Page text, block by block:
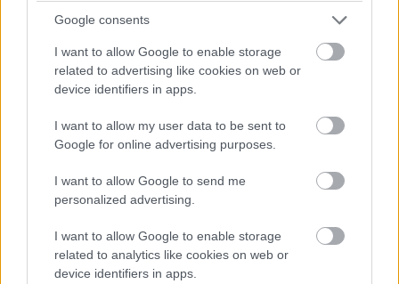
Google consents
I want to allow Google to enable storage
related to advertising like cookies on web or
device identifiers in apps.
I want to allow my user data to be sent to
Google for online advertising purposes.
I want to allow Google to send me
personalized advertising.
I want to allow Google to enable storage
related to analytics like cookies on web or
device identifiers in apps.
greenwichi rendőrséggel a vizsgálat során. A vállalat
szóvivője hangsúlyozta, mennyire megrendítette őket az
eset, és hogy szívük a gyászolókkal van.
Soelberg halála nem elszigetelt jelenség. Nemrégiben
tinédzser családjapert indított az OpenAI ellen
szerintük a ChatGPT ahelyett, hogy segítséget kért volna
számára, részletes útmutatót adott az öngyilkossághoz.
Ez a két történet együtt súlyos kérdéseket vet fel:
katalizátorrá, amely a valóságtól elszakadt embereket
még mélyebbre taszítja saját képzelt rémálmaikba.